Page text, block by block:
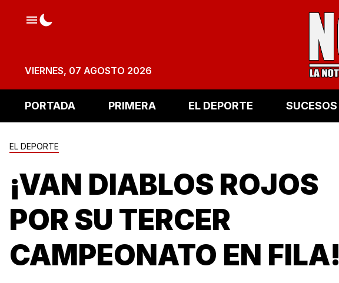
VIERNES, 07 AGOSTO 2026
PORTADA PRIMERA EL DEPORTE SUCESOS
EL DEPORTE
¡VAN DIABLOS ROJOS
POR SU TERCER
CAMPEONATO EN FILA!